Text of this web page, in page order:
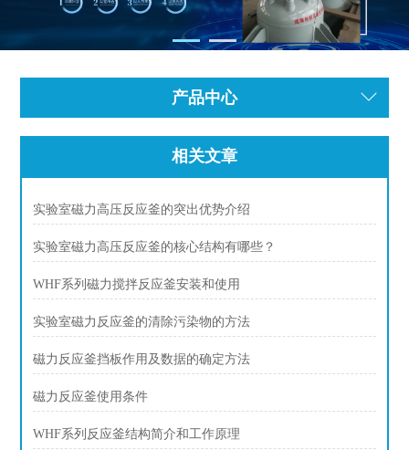
产品中心
相关文章
实验室磁力高压反应釜的突出优势介绍
实验室磁力高压反应釜的核心结构有哪些？
WHF系列磁力搅拌反应釜安装和使用
实验室磁力反应釜的清除污染物的方法
磁力反应釜挡板作用及数据的确定方法
磁力反应釜使用条件
WHF系列反应釜结构简介和工作原理